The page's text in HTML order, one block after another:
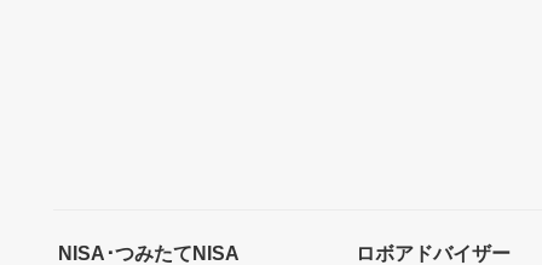
NISA･つみたてNISA ロボアドバイザー